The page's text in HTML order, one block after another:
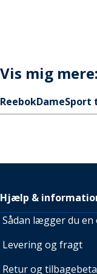
Vis mig mere:
ReebokDame
Hjælp &
Sådan lægger du en
Levering og fragt
Retur og